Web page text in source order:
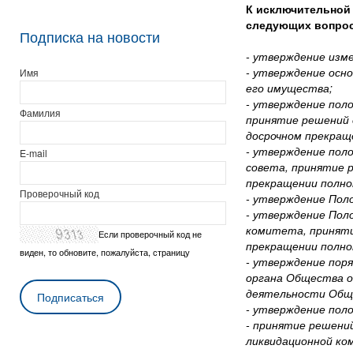
К
следующих
- утверждение
- утверждение
его имущества;
- утверждение
принятие решений
досрочном
- утверждение
совета, принятие
прекращении
- утверждение
- утверждение
комитета,
прекращении
- утверждение
органа Общества
деятельности
- утверждение
- принятие
ликвидационной
Подписка на новости
Имя
Фамилия
E-mail
Проверочный код
Если проверочный код не
виден, то обновите, пожалуйста, страницу